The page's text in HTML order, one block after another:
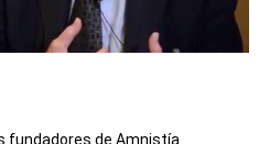
fundadores de Amnistía